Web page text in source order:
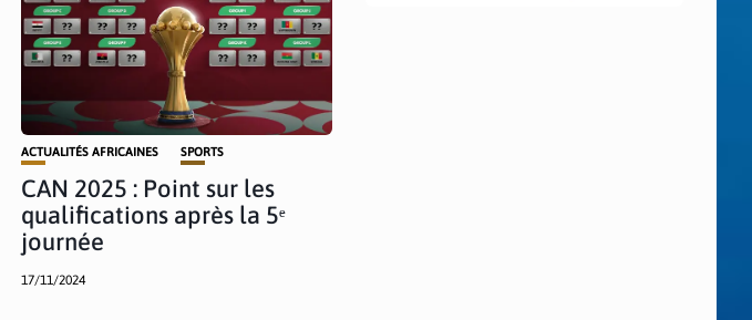
ACTUALITÉS AFRICAINES SPORTS
CAN 2025 : Point sur les
qualifications après la 5ᵉ
journée
17/11/2024